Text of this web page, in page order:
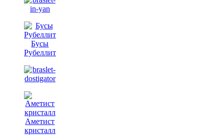
Бусы
Рубеллит
Аметист
кристалл